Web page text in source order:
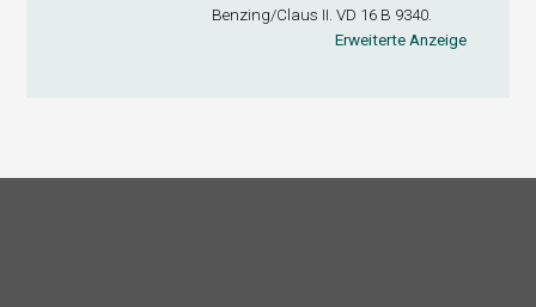
Benzing/Claus II. VD 16 B 9340.
Erweiterte Anzeige